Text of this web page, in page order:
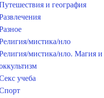
и география
мистика/нло
мистика/нло. Магия и
учеба